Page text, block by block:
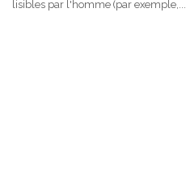
lisibles par l'homme (par exemple,...